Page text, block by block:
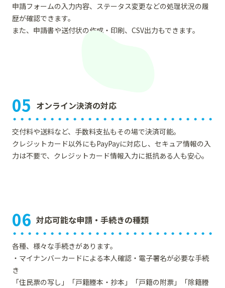
申請フォームの入力内容、ステータス変更などの処理状況の履
歴が確認できます。
また、申請書や送付状の作成・印刷、CSV出力もできます。
05 オンライン決済の対応
交付料や送料など、手数料支払もその場で決済可能。
クレジットカード以外にもPayPayに対応し、セキュア情報の入
力は不要で、クレジットカード情報入力に抵抗ある人も安心。
06 対応可能な申請・手続きの種類
各種、様々な手続きがあります。
・マイナンバーカードによる本人確認・電子署名が必要な手続
き
「住民票の写し」「戸籍謄本・抄本」「戸籍の附票」「除籍謄